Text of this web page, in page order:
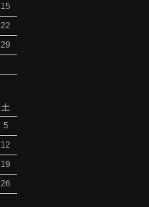
15
22
29
土
5
12
19
26